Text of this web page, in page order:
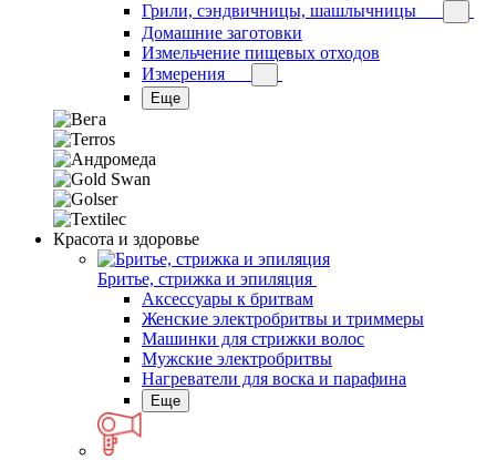
Грили, сэндвичницы, шашлычницы
Домашние заготовки
Измельчение пищевых отходов
Измерения
Еще
Красота и здоровье
Бритье, стрижка и эпиляция
Аксессуары к бритвам
Женские электробритвы и триммеры
Машинки для стрижки волос
Мужские электробритвы
Нагреватели для воска и парафина
Еще